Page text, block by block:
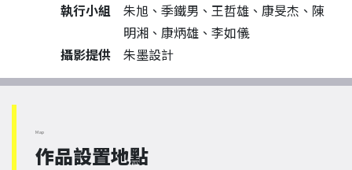
執行小組
朱旭、季鐵男、王哲雄、康旻杰、陳
明湘、康炳雄、李如儀
攝影提供
朱墨設計
Map
作品設置地點